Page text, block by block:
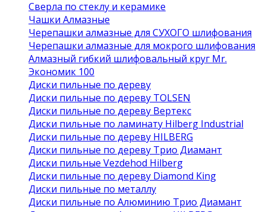
Сверла по стеклу и керамике
Чашки Алмазные
Черепашки алмазные для СУХОГО шлифования
Черепашки алмазные для мокрого шлифования
Алмазный гибкий шлифовальный круг Mr.
Экономик 100
Диски пильные по дереву
Диски пильные по дереву TOLSEN
Диски пильные по дереву Вертекс
Диски пильные по ламинату Hilberg Industrial
Диски пильные по дереву HILBERG
Диски пильные по дереву Трио Диамант
Диски пильные Vezdehod Hilberg
Диски пильные по дереву Diamond King
Диски пильные по металлу
Диски пильные по Алюминию Трио Диамант